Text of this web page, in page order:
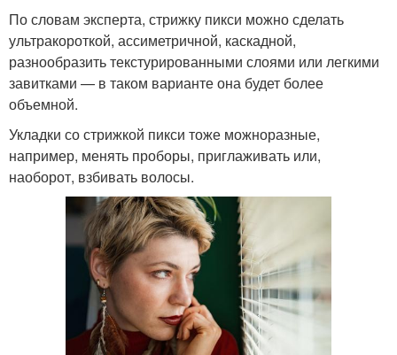
По словам эксперта, стрижку пикси можно сделать
ультракороткой, ассиметричной, каскадной,
разнообразить текстурированными слоями или легкими
завитками — в таком варианте она будет более
объемной.
Укладки со стрижкой пикси тоже можноразные,
например, менять проборы, приглаживать или,
наоборот, взбивать волосы.